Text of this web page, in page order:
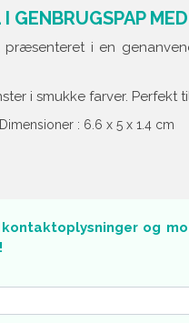
GENBRUGSPAP
præsenteret i en
i smukke farver.
: 6.6 x 5 x 1.4 cm
og